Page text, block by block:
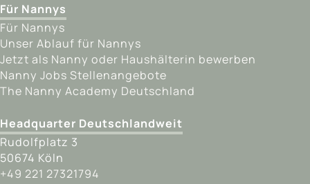
Für Nannys
Für Nannys
Unser Ablauf für Nannys
Jetzt als Nanny oder Haushälterin bewerben
Nanny Jobs Stellenangebote
The Nanny Academy Deutschland
Headquarter Deutschlandweit
Rudolfplatz 3
50674 Köln
+‎49 221 27321794